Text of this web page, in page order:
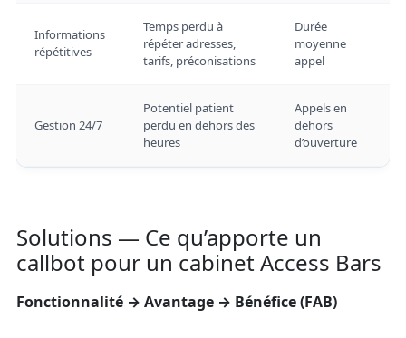
Informations
répétitives
Temps perdu à
répéter adresses,
tarifs, préconisations
Durée
moyenne
appel
Gestion 24/7
Potentiel patient
perdu en dehors des
heures
Appels en
dehors
d’ouverture
Solutions — Ce qu’apporte un
callbot pour un cabinet Access Bars
Fonctionnalité → Avantage → Bénéfice (FAB)